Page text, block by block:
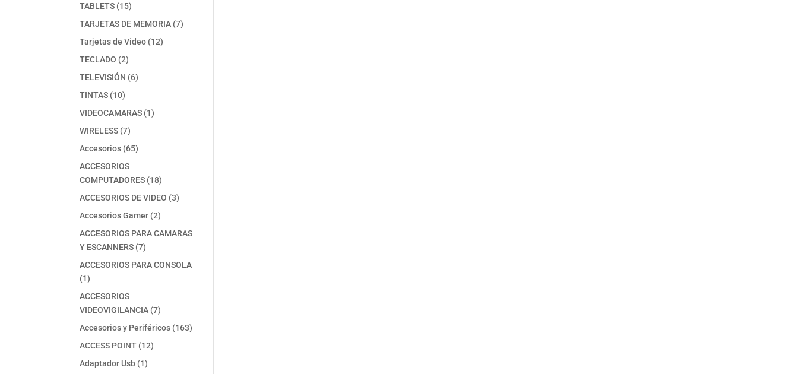
TABLETS 1515
productos
TARJETAS DE MEMORIA 77
Tarjetas de Video 1212
TECLADO 22
productos
TELEVISIÓN 66
TINTAS 1010
productos
VIDEOCAMARAS 11
WIRELESS 77
productos
Accesorios 6565
ACCESORIOS
COMPUTADORES 1818
productos
ACCESORIOS DE VIDEO 33
Accesorios Gamer 22
productos
ACCESORIOS PARA CAMARAS
Y ESCANNERS 77
productos
ACCESORIOS PARA CONSOLA
11
producto
ACCESORIOS
VIDEOVIGILANCIA 77
productos
Accesorios y Periféricos 163163
ACCESS POINT 1212
Adaptador Usb 11